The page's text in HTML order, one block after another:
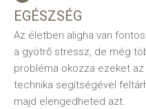
EGÉSZSÉG
Az életben aligha van
a gyötrő stressz, de még
probléma okozza ezeket
technika segítségével
majd elengedheted azt.